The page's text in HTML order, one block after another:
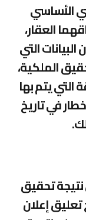
الأساسي
العقار،
البيانات التي
الملكية،
التي يتم بها
في تاريخ
تحقيق
إعلان